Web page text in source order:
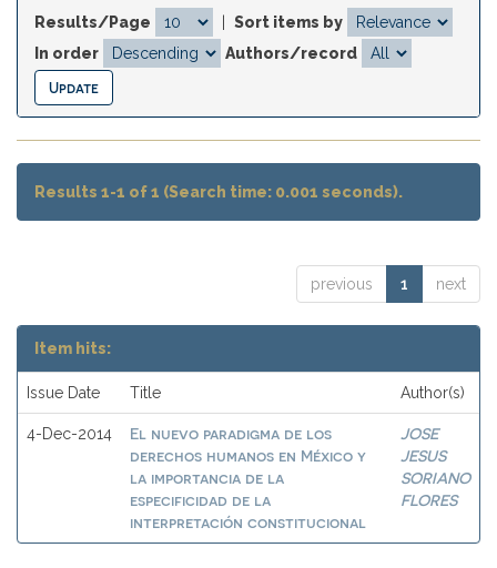
Results/Page
Sort items by
In order
Authors/record
Results 1-1 of 1 (Search time: 0.001 seconds).
previous 1 next
Item hits:
Issue Date Title Author(s)
4-Dec-2014
El nuevo paradigma de los
derechos humanos en México y
la importancia de la
especificidad de la
interpretación constitucional
JOSE
JESUS
SORIANO
FLORES